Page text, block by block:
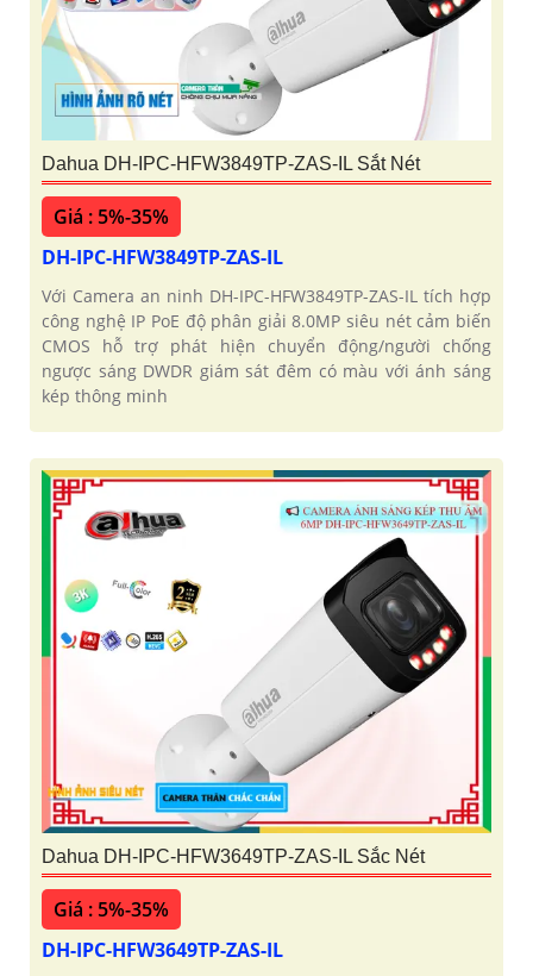
Dahua DH-IPC-HFW3849TP-ZAS-IL Sắt Nét
Giá : 5%-35%
DH-IPC-HFW3849TP-ZAS-IL
Với Camera an ninh DH-IPC-HFW3849TP-ZAS-IL tích hợp
công nghệ IP PoE độ phân giải 8.0MP siêu nét cảm biến
CMOS hỗ trợ phát hiện chuyển động/người chống
ngược sáng DWDR giám sát đêm có màu với ánh sáng
kép thông minh
Dahua DH-IPC-HFW3649TP-ZAS-IL Sắc Nét
Giá : 5%-35%
DH-IPC-HFW3649TP-ZAS-IL